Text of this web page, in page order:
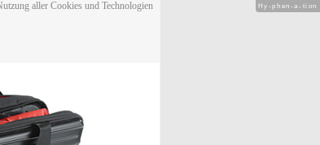
aller Cookies und Technologien
Hy-phen-a-tion